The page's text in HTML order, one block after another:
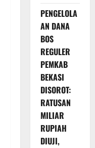
PENGELOLA
AN DANA
BOS
REGULER
PEMKAB
BEKASI
DISOROT:
RATUSAN
MILIAR
RUPIAH
DIUJI,